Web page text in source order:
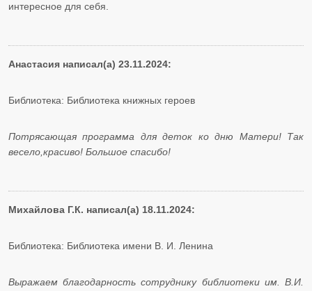
интересное для себя.
Анастасия написал(а) 23.11.2024:
Библиотека: Библиотека книжных героев
Потрясающая программа для деток ко дню Матери! Так
весело,красиво! Большое спасибо!
Михайлова Г.К. написал(а) 18.11.2024:
Библиотека: Библиотека имени В. И. Ленина
Выражаем благодарность сотруднику библиотеки им. В.И.